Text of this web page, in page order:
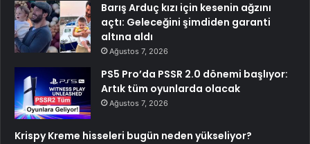
Barış Arduç kızı için kesenin ağzını
açtı: Geleceğini şimdiden garanti
altına aldı
Ağustos 7, 2026
PS5 Pro’da PSSR 2.0 dönemi başlıyor:
Artık tüm oyunlarda olacak
Ağustos 7, 2026
Krispy Kreme hisseleri bugün neden yükseliyor?